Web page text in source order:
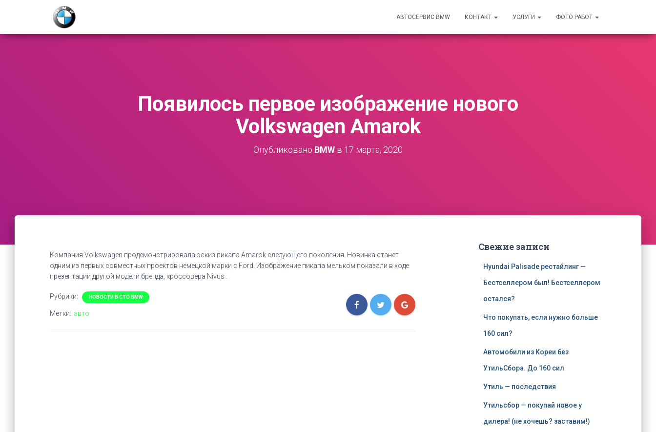
АВТОСЕРВИС BMW КОНТАКТ УСЛУГИ ФОТО РАБОТ
Появилось первое изображение нового
Volkswagen Amarok
Опубликовано BMW в 17 марта, 2020
Компания Volkswagen продемонстрировала эскиз пикапа Amarok следующего поколения. Новинка станет
одним из первых совместных проектов немецкой марки с Ford. Изображение пикапа мельком показали в ходе
презентации другой модели бренда, кроссовера Nivus .
Рубрики: НОВОСТИ В СТО BMW
Метки: авто
Свежие записи
Hyundai Palisade рестайлинг —
Бестселлером был! Бестселлером
остался?
Что покупать, если нужно больше
160 сил?
Автомобили из Кореи без
УтильСбора. До 160 сил
Утиль — последствия
Утильсбор — покупай новое у
дилера! (не хочешь? заставим!)